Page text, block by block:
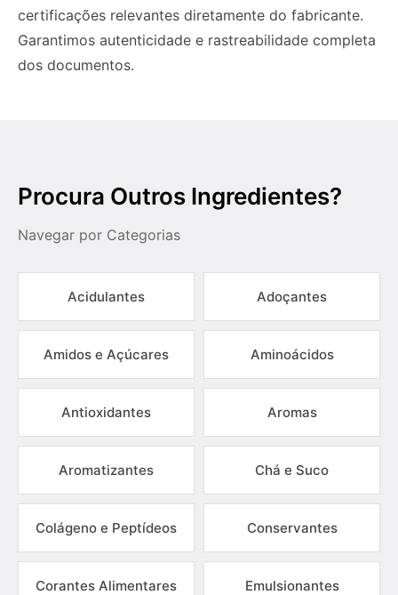
certificações relevantes diretamente do fabricante.
Garantimos autenticidade e rastreabilidade completa
dos documentos.
Procura Outros Ingredientes?
Navegar por Categorias
Acidulantes Adoçantes
Amidos e Açúcares Aminoácidos
Antioxidantes Aromas
Aromatizantes Chá e Suco
Colágeno e Peptídeos Conservantes
Corantes Alimentares Emulsionantes